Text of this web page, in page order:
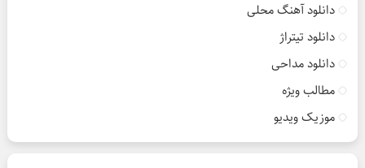
دانلود آهنگ محلی
دانلود تیتراژ
دانلود مداحی
مطالب ویژه
موزیک ویدیو